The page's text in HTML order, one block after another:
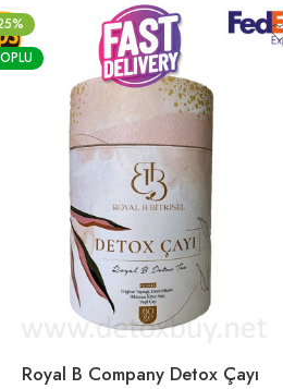
Royal B Company Detox Çayı